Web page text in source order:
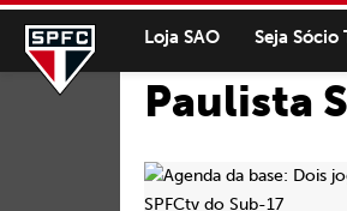
Loja SAO Seja Sócio
Paulista